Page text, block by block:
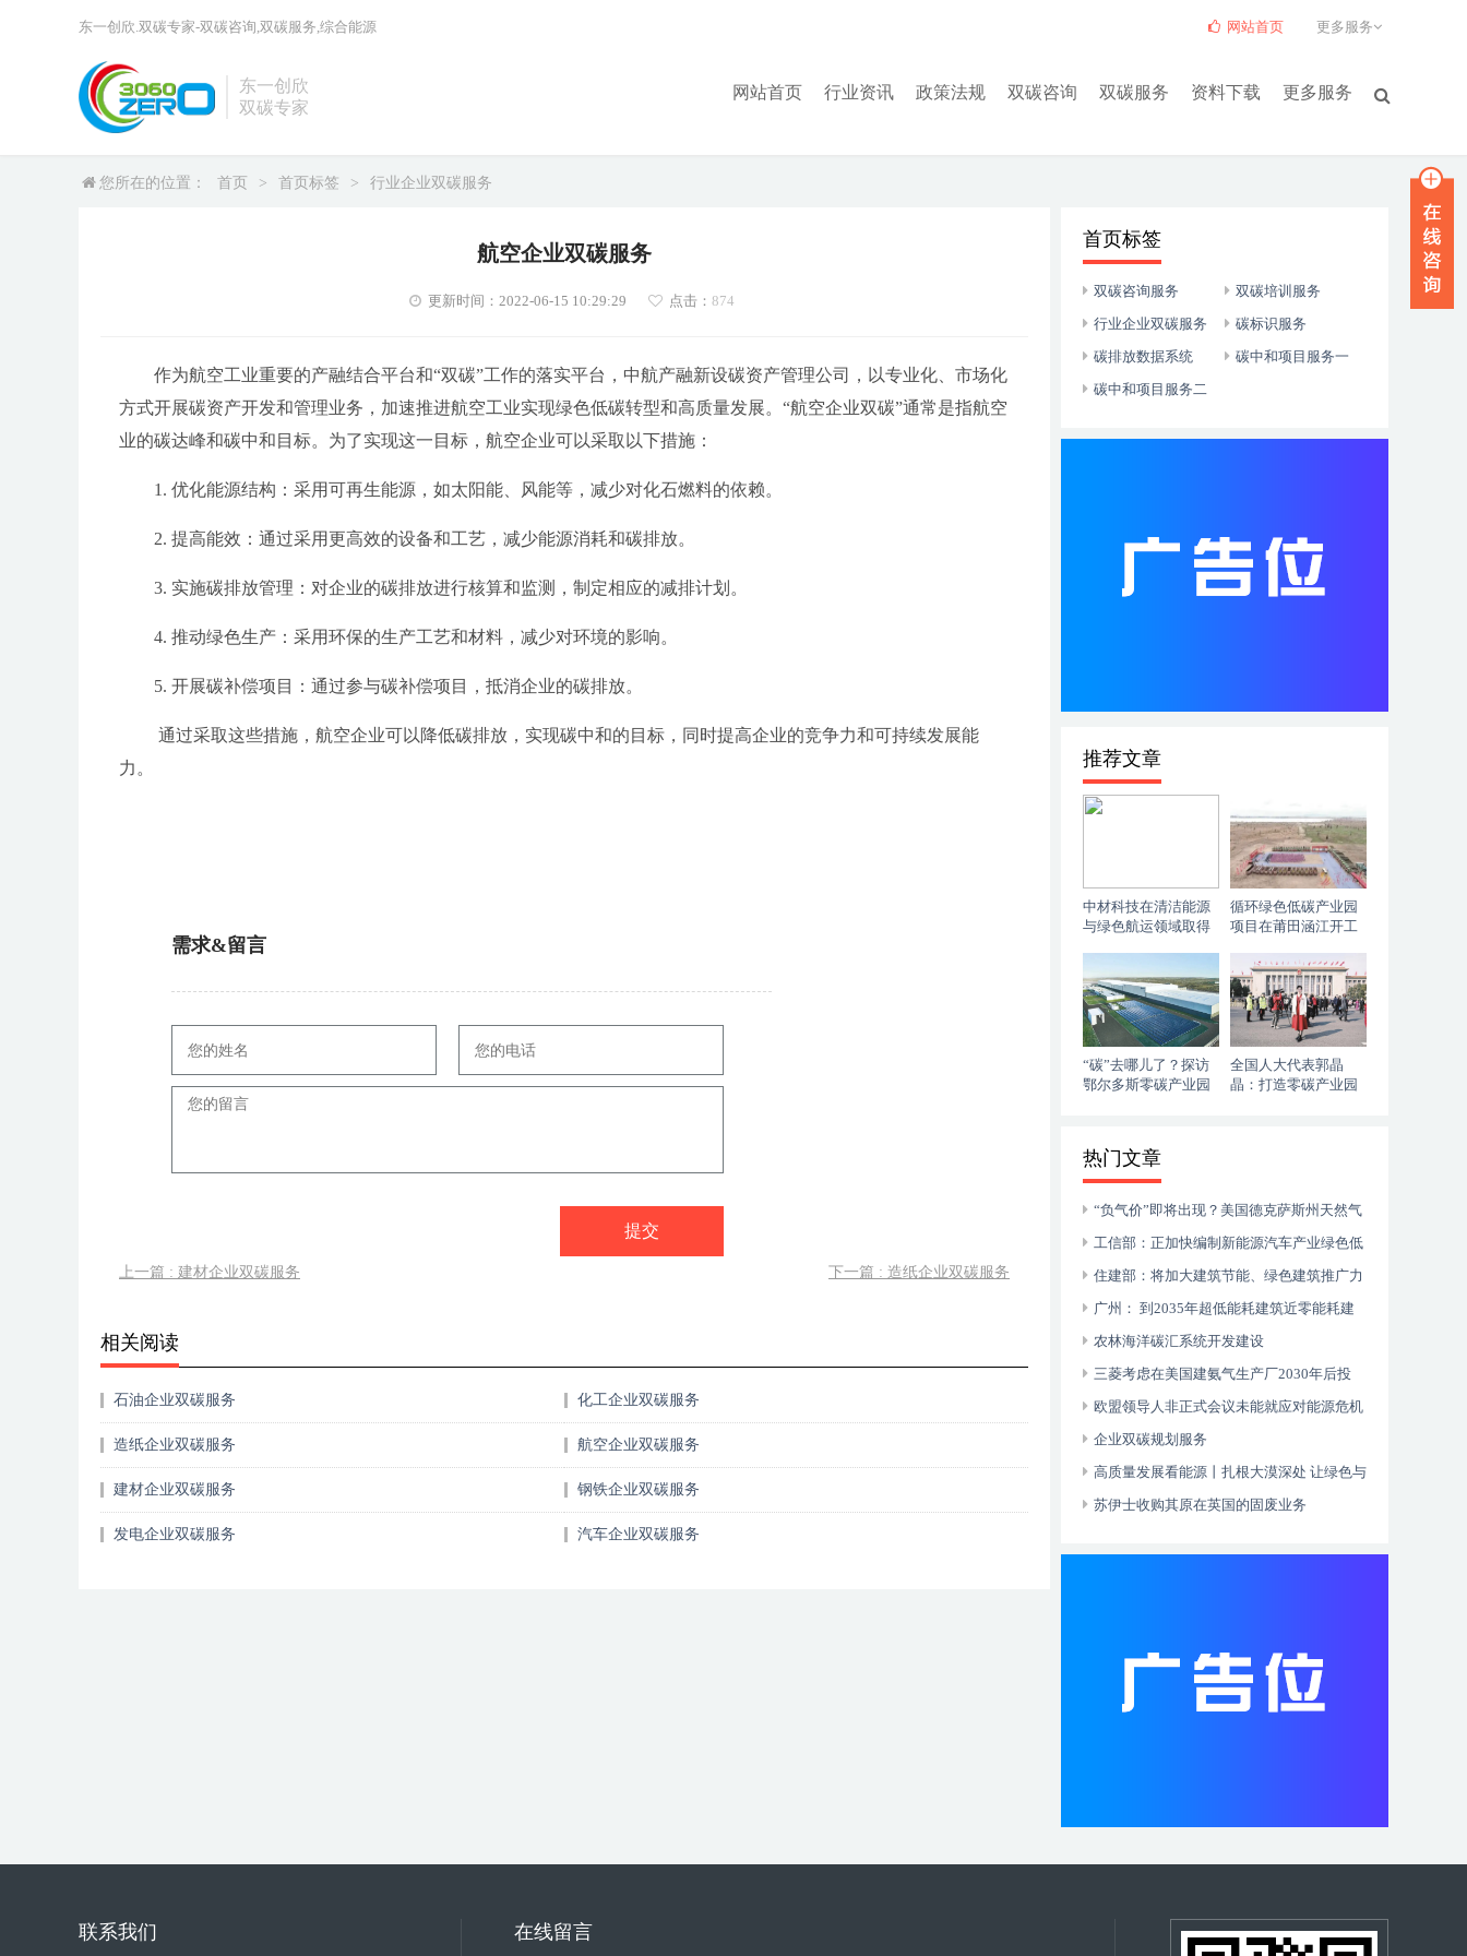
东一创欣
双碳专家
网站首页 行业资讯 政策法规 双碳咨询 双碳服务 资料下载 更多服务
网站首页 更多服务
东一创欣.双碳专家-双碳咨询,双碳服务,综合能源
您所在的位置： 首页 > 首页标签 > 行业企业双碳服务
航空企业双碳服务
更新时间：2022-06-15 10:29:29 点击： 874
作为航空工业重要的产融结合平台和“双碳”工作的落实平台，中航产融新设碳资产管理公司，以专业化、市场化
方式开展碳资产开发和管理业务，加速推进航空工业实现绿色低碳转型和高质量发展。“航空企业双碳”通常是指航空
业的碳达峰和碳中和目标。为了实现这一目标，航空企业可以采取以下措施：
1. 优化能源结构：采用可再生能源，如太阳能、风能等，减少对化石燃料的依赖。
2. 提高能效：通过采用更高效的设备和工艺，减少能源消耗和碳排放。
3. 实施碳排放管理：对企业的碳排放进行核算和监测，制定相应的减排计划。
4. 推动绿色生产：采用环保的生产工艺和材料，减少对环境的影响。
5. 开展碳补偿项目：通过参与碳补偿项目，抵消企业的碳排放。
通过采取这些措施，航空企业可以降低碳排放，实现碳中和的目标，同时提高企业的竞争力和可持续发展能
力。
需求&留言
上一篇 : 建材企业双碳服务 下一篇 : 造纸企业双碳服务
相关阅读
石油企业双碳服务 化工企业双碳服务
造纸企业双碳服务 航空企业双碳服务
建材企业双碳服务 钢铁企业双碳服务
发电企业双碳服务 汽车企业双碳服务
首页标签
双碳咨询服务
双碳培训服务
行业企业双碳服务
碳标识服务
碳排放数据系统
碳中和项目服务一
碳中和项目服务二
推荐文章
中材科技在清洁能源
与绿色航运领域取得
循环绿色低碳产业园
项目在莆田涵江开工
“碳”去哪儿了？探访
鄂尔多斯零碳产业园
全国人大代表郭晶
晶：打造零碳产业园
热门文章
“负气价”即将出现？美国德克萨斯州天然气
价格正无限逼近零
工信部：正加快编制新能源汽车产业绿色低
碳发展路线图
住建部：将加大建筑节能、绿色建筑推广力
度广州： 到2035年超低能耗建筑近零能耗建
筑成为全国发展样板
农林海洋碳汇系统开发建设
三菱考虑在美国建氨气生产厂2030年后投
产，产量最高1000万吨/年
欧盟领导人非正式会议未能就应对能源危机
达成具体成果
企业双碳规划服务
高质量发展看能源丨扎根大漠深处 让绿色与
油气共舞
苏伊士收购其原在英国的固废业务
联系我们 在线留言